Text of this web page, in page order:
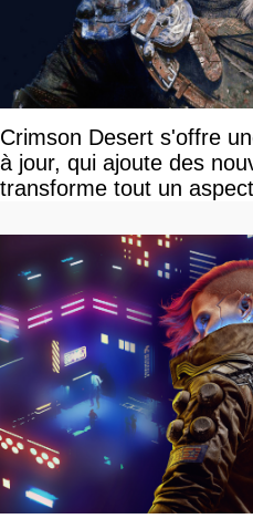
Crimson Desert s'offre
à jour, qui ajoute des
transforme tout un